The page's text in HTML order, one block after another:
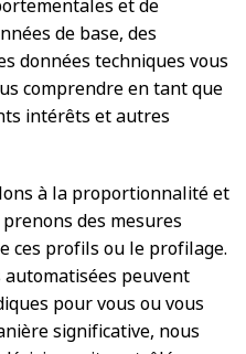
et de
de base, des
données techniques vous
comprendre en tant que
intérêts et autres
à la proportionnalité et
des mesures
ces profils ou le profilage.
automatisées peuvent
pour vous ou vous
significative, nous